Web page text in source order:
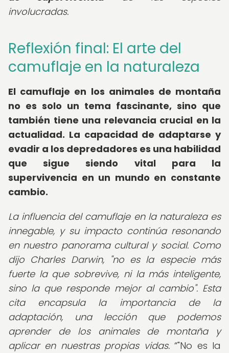
involucradas.
Reflexión final: El arte del
camuflaje en la naturaleza
El camuflaje en los animales de montaña
no es solo un tema fascinante, sino que
también tiene una relevancia crucial en la
actualidad. La capacidad de adaptarse y
evadir a los depredadores es una habilidad
que sigue siendo vital para la
supervivencia en un mundo en constante
cambio.
La influencia del camuflaje en la naturaleza es
innegable, y su impacto continúa resonando
en nuestro panorama cultural y social. Como
dijo Charles Darwin, "no es la especie más
fuerte la que sobrevive, ni la más inteligente,
sino la que responde mejor al cambio". Esta
cita encapsula la importancia de la
adaptación, una lección que podemos
aprender de los animales de montaña y
aplicar en nuestras propias vidas.
"No es la